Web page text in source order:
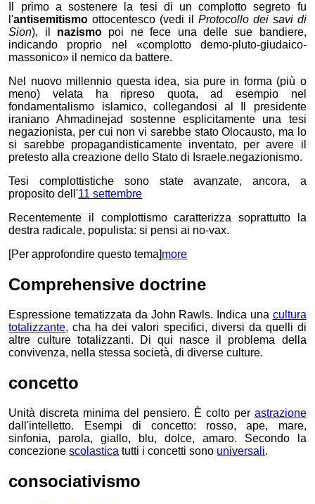
Il primo a sostenere la tesi di un complotto segreto fu
l'antisemitismo ottocentesco (vedi il Protocollo dei savi di
Sion), il nazismo poi ne fece una delle sue bandiere,
indicando proprio nel «complotto demo-pluto-giudaico-
massonico» il nemico da battere.
Nel nuovo millennio questa idea, sia pure in forma (più o
meno) velata ha ripreso quota, ad esempio nel
fondamentalismo islamico, collegandosi al
Il presidente
iraniano Ahmadinejad sostenne esplicitamente una tesi
negazionista, per cui non vi sarebbe stato Olocausto, ma lo
si sarebbe propagandisticamente inventato, per avere il
pretesto alla creazione dello Stato di Israele.negazionismo.
Tesi complottistiche sono state avanzate, ancora, a
proposito dell'11 settembre
Recentemente il complottismo caratterizza soprattutto la
destra radicale, populista: si pensi ai no-vax.
[Per approfondire questo tema]more
Comprehensive doctrine
Espressione tematizzata da John Rawls. Indica una cultura
totalizzante, cha ha dei valori specifici, diversi da quelli di
altre culture totalizzanti. Di qui nasce il problema della
convivenza, nella stessa società, di diverse culture.
concetto
Unità discreta minima del pensiero. È colto per astrazione
dall'intelletto. Esempi di concetto: rosso, ape, mare,
sinfonia, parola, giallo, blu, dolce, amaro. Secondo la
concezionescolastica tutti i concetti sono universali.
consociativismo